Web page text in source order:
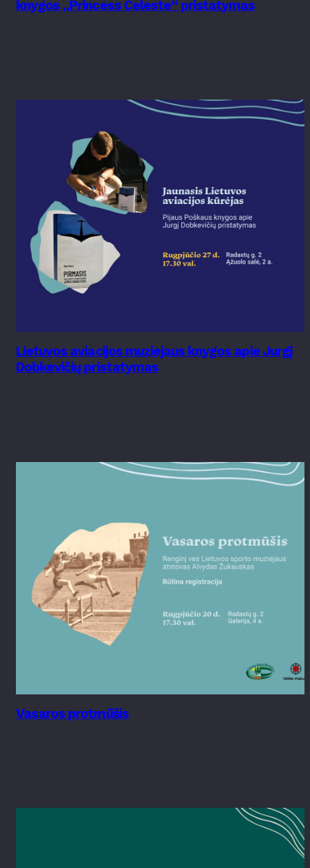
knygos „Princess Celeste“ pristatymas
Lietuvos aviacijos muziejaus knygos apie Jurgį
Dobkevičių pristatymas
Vasaros protmūšis